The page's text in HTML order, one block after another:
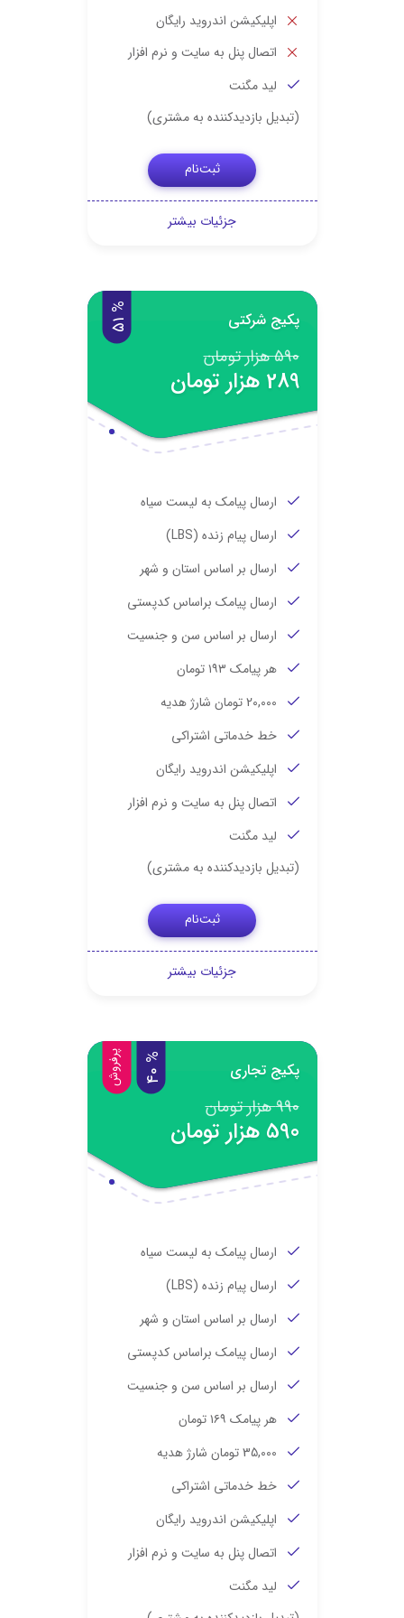
اپلیکیشن اندروید رایگان
اتصال پنل به سایت و نرم افزار
لید مگنت
(تبدیل بازدیدکننده به مشتری)
ثبت‌نام
جزئیات بیشتر
پکیج شرکتی
590 هزار تومان
289 هزار تومان
%
5
1
ارسال پیامک به لیست سیاه
ارسال پیام زنده (LBS)
ارسال بر اساس استان و شهر
ارسال پیامک براساس کدپستی
ارسال بر اساس سن و جنسیت
هر پیامک ۱۹۳ تومان
20,000 تومان شارژ هدیه
خط خدماتی اشتراکی
اپلیکیشن اندروید رایگان
اتصال پنل به سایت و نرم افزار
لید مگنت
(تبدیل بازدیدکننده به مشتری)
ثبت‌نام
جزئیات بیشتر
پکیج تجاری
990 هزار تومان
590 هزار تومان
%
4
0 پرفروش
ارسال پیامک به لیست سیاه
ارسال پیام زنده (LBS)
ارسال بر اساس استان و شهر
ارسال پیامک براساس کدپستی
ارسال بر اساس سن و جنسیت
هر پیامک ۱۶۹ تومان
35,000 تومان شارژ هدیه
خط خدماتی اشتراکی
اپلیکیشن اندروید رایگان
اتصال پنل به سایت و نرم افزار
لید مگنت